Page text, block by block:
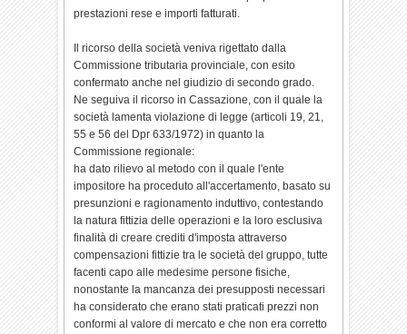
prestazioni rese e importi fatturati.
Il ricorso della società veniva rigettato dalla
Commissione tributaria provinciale, con esito
confermato anche nel giudizio di secondo grado.
Ne seguiva il ricorso in Cassazione, con il quale la
società lamenta violazione di legge (articoli 19, 21,
55 e 56 del Dpr 633/1972) in quanto la
Commissione regionale:
ha dato rilievo al metodo con il quale l'ente
impositore ha proceduto all'accertamento, basato su
presunzioni e ragionamento induttivo, contestando
la natura fittizia delle operazioni e la loro esclusiva
finalità di creare crediti d'imposta attraverso
compensazioni fittizie tra le società del gruppo, tutte
facenti capo alle medesime persone fisiche,
nonostante la mancanza dei presupposti necessari
ha considerato che erano stati praticati prezzi non
conformi al valore di mercato e che non era corretto